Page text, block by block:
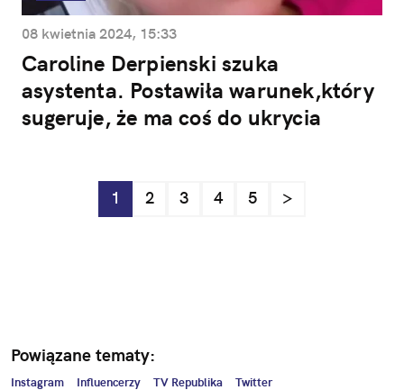
08 kwietnia 2024, 15:33
Caroline Derpienski szuka
asystenta. Postawiła warunek,który
sugeruje, że ma coś do ukrycia
1 2 3 4 5 >
Powiązane tematy:
Instagram Influencerzy TV Republika
Twitter